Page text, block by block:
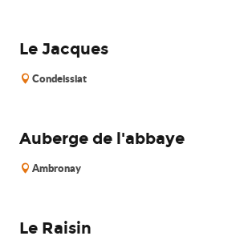
Le Jacques
Condeissiat
Auberge de l'abbaye
Ambronay
Le Raisin